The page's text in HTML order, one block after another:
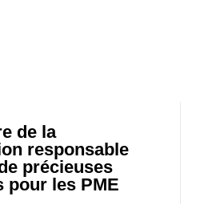
de la
responsable
précieuses
pour les PME